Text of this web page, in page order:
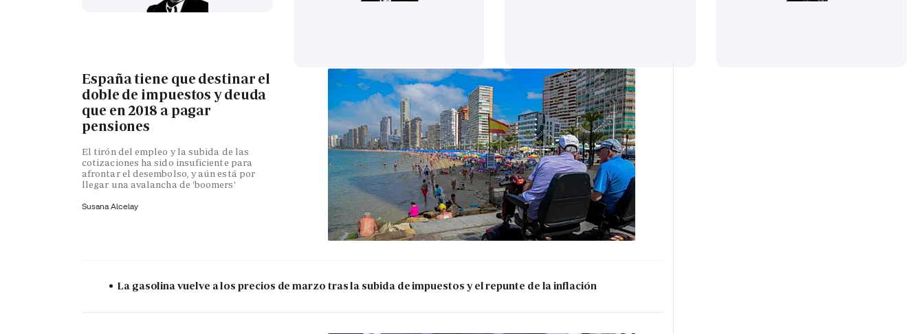
España tiene que destinar el
doble de impuestos y deuda
que en 2018 a pagar
pensiones
El tirón del empleo y la subida de las
cotizaciones ha sido insuficiente para
afrontar el desembolso, y aún está por
llegar una avalancha de 'boomers'
Susana Alcelay
La gasolina vuelve a los precios de marzo tras la subida de impuestos y el repunte de la inflación